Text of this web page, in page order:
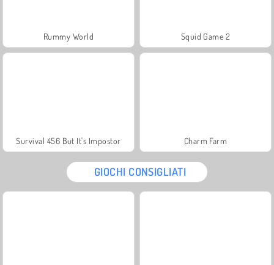
Rummy World Squid Game 2
Survival 456 But It's Impostor Charm Farm
GIOCHI CONSIGLIATI